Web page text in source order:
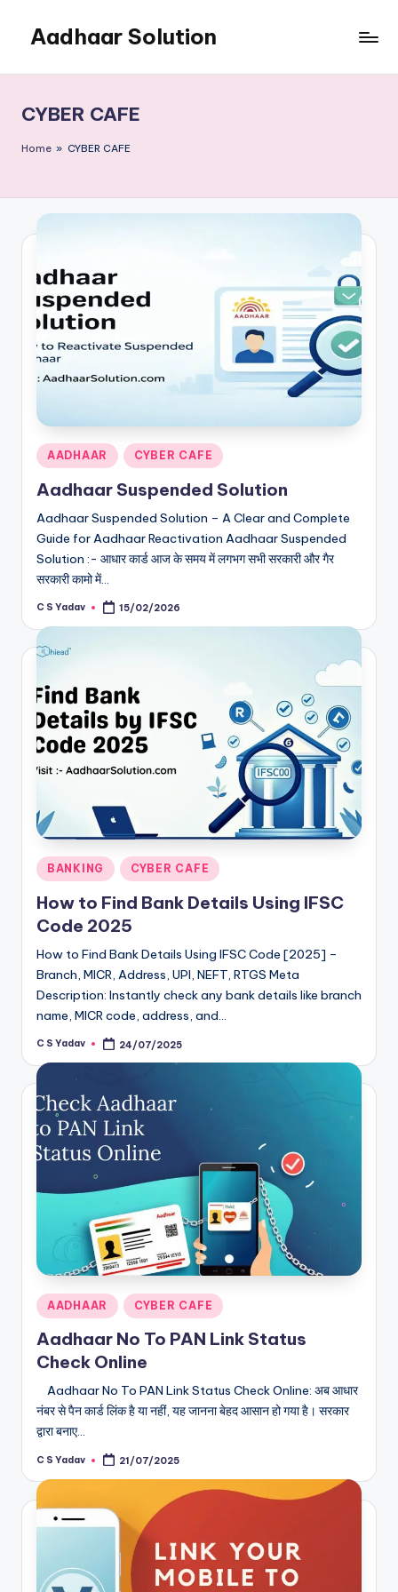
content
Aadhaar Solution
Online
Solution
CYBER CAFE
Home » CYBER CAFE
Posted
in
AADHAAR CYBER CAFE
Aadhaar Suspended Solution
Aadhaar Suspended Solution – A Clear and Complete
Guide for Aadhaar Reactivation Aadhaar Suspended
Solution :- आधार कार्ड आज के समय में लगभग सभी सरकारी और गैर
सरकारी कामो में…
Posted
C S Yadav 15/02/2026
Posted
in
BANKING CYBER CAFE
How to Find Bank Details Using IFSC
Code 2025
How to Find Bank Details Using IFSC Code [2025] –
Branch, MICR, Address, UPI, NEFT, RTGS Meta
Description: Instantly check any bank details like branch
name, MICR code, address, and…
Posted
C S Yadav 24/07/2025
Posted
in
AADHAAR CYBER CAFE
Aadhaar No To PAN Link Status
Check Online
Aadhaar No To PAN Link Status Check Online: अब आधार
नंबर से पैन कार्ड लिंक है या नहीं, यह जानना बेहद आसान हो गया है। सरकार
द्वारा बनाए…
Posted
C S Yadav 21/07/2025